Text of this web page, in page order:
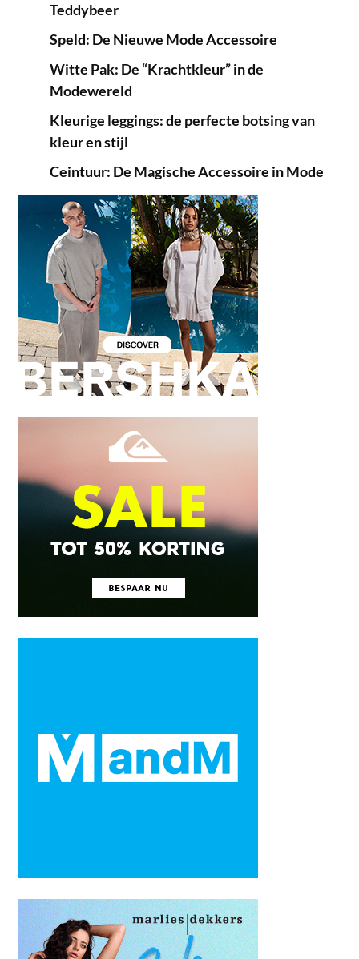
Teddybeer
Speld: De Nieuwe Mode Accessoire
Witte Pak: De “Krachtkleur” in de
Modewereld
Kleurige leggings: de perfecte botsing van
kleur en stijl
Ceintuur: De Magische Accessoire in Mode